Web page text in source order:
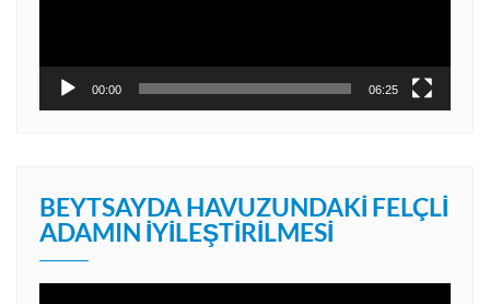
00:00 06:25
BEYTSAYDA HAVUZUNDAKI FELÇLI
ADAMIN İYILEŞTIRILMESI